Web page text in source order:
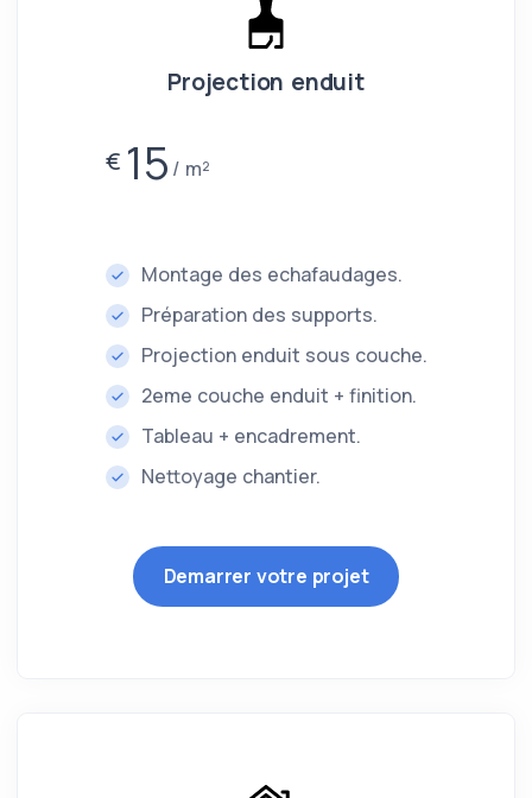
Projection enduit
€ 15 m²
Montage des echafaudages.
Préparation des supports.
Projection enduit sous couche.
2eme couche enduit + finition.
Tableau + encadrement.
Nettoyage chantier.
Demarrer votre projet